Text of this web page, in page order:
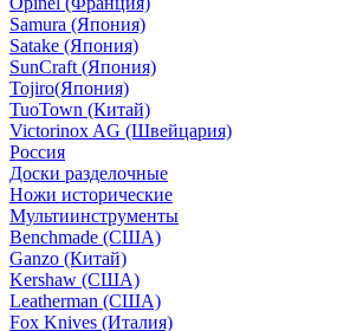
Samura (Япония)
Satake (Япония)
SunCraft (Япония)
Tojiro(Япония)
TuoTown (Китай)
Victorinox AG (Швейцария)
Россия
Доски разделочные
Ножи исторические
Мультиинструменты
Benchmade (США)
Ganzo (Китай)
Kershaw (США)
Leatherman (США)
Fox Knives (Италия)